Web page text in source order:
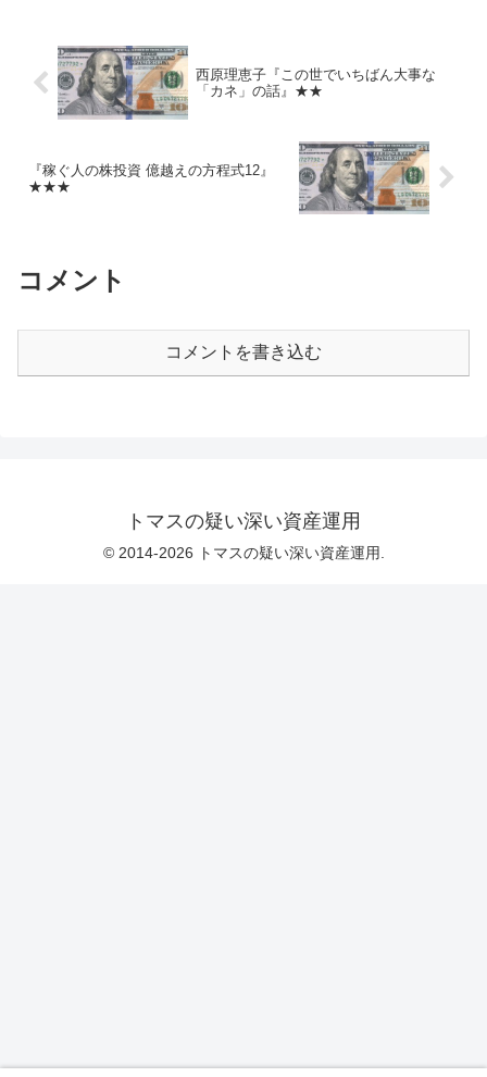
西原理恵子『この世でいちばん大事な
「カネ」の話』★★
『稼ぐ人の株投資 億越えの方程式12』
★★★
コメント
コメントを書き込む
トマスの疑い深い資産運用
© 2014-2026 トマスの疑い深い資産運用.